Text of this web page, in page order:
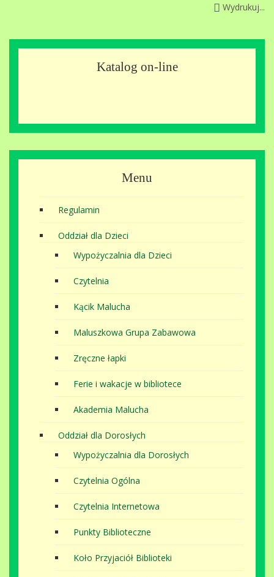
Wydrukuj...
Katalog on-line
Menu
Regulamin
Oddział dla Dzieci
Wypożyczalnia dla Dzieci
Czytelnia
Kącik Malucha
Maluszkowa Grupa Zabawowa
Zręczne łapki
Ferie i wakacje w bibliotece
Akademia Malucha
Oddział dla Dorosłych
Wypożyczalnia dla Dorosłych
Czytelnia Ogólna
Czytelnia Internetowa
Punkty Biblioteczne
Koło Przyjaciół Biblioteki